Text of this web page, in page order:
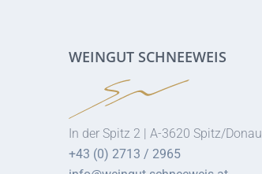
WEINGUT SCHNEEWEIS
In der Spitz 2 | A-3620 Spitz/Donau
+43 (0) 2713 / 2965